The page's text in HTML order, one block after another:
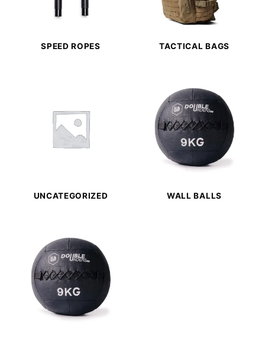
SPEED ROPES TACTICAL BAGS
UNCATEGORIZED WALL BALLS